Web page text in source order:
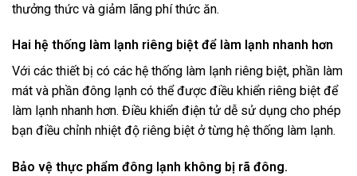
thưởng thức và giảm lãng phí thức ăn.
Hai hệ thống làm lạnh riêng biệt để làm lạnh nhanh hơn
Với các thiết bị có các hệ thống làm lạnh riêng biệt, phần làm
mát và phần đông lạnh có thể được điều khiển riêng biệt để
làm lạnh nhanh hơn. Điều khiển điện tử dễ sử dụng cho phép
bạn điều chỉnh nhiệt độ riêng biệt ở từng hệ thống làm lạnh.
Bảo vệ thực phẩm đông lạnh không bị rã đông.